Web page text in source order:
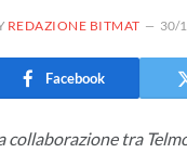
REDAZIONE BITMAT 30/
Facebook
collaborazione tra